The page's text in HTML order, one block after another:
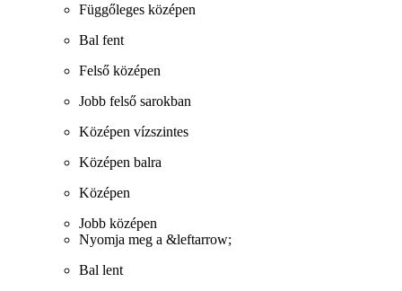
Függőleges középen
Bal fent
Felső középen
Jobb felső sarokban
Középen vízszintes
Középen balra
Középen
Jobb középen
Nyomja meg a &leftarrow;
Bal lent